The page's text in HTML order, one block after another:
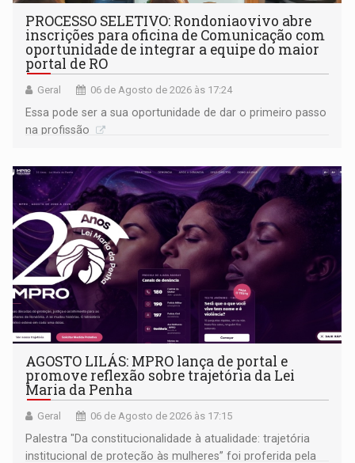
PROCESSO SELETIVO: Rondoniaovivo abre
inscrições para oficina de Comunicação com
oportunidade de integrar a equipe do maior
portal de RO
Geral 06 de Agosto de 2026 às 17:24
Essa pode ser a sua oportunidade de dar o primeiro passo
na profissão
AGOSTO LILÁS: MPRO lança de portal e
promove reflexão sobre trajetória da Lei
Maria da Penha
Geral 06 de Agosto de 2026 às 17:15
Palestra "Da constitucionalidade à atualidade: trajetória
institucional de proteção às mulheres” foi proferida pela